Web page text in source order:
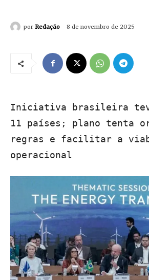
por Redação 8 de novembro de 2025
Iniciativa brasileira
11 países; plano tenta
regras e facilitar a
operacional